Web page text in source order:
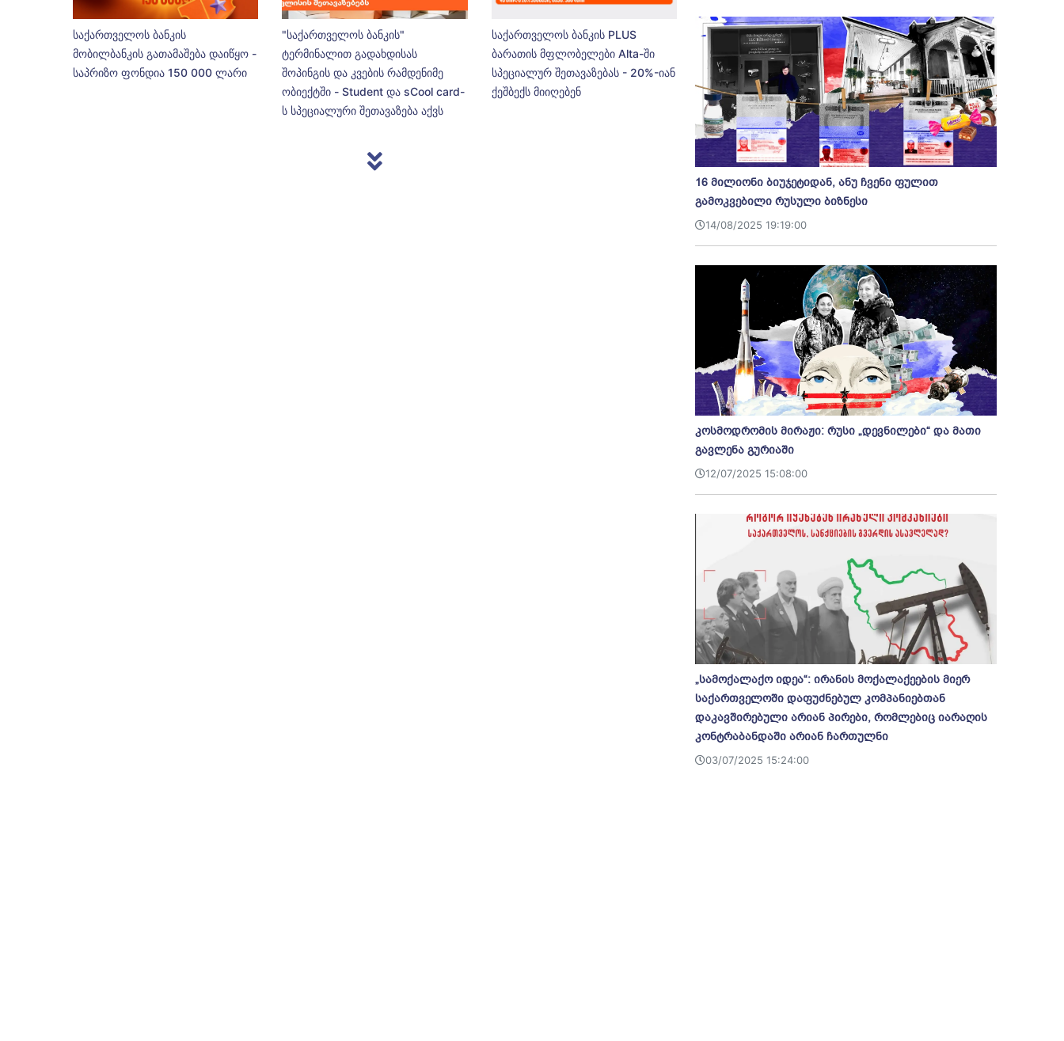
საქართველოს ბანკის
მობილბანკის გათამაშება დაიწყო -
საპრიზო ფონდია 150 000 ლარი
"საქართველოს ბანკის"
ტერმინალით გადახდისას
შოპინგის და კვების რამდენიმე
ობიექტში - Student და sCool card-
ს სპეციალური შეთავაზება აქვს
საქართველოს ბანკის PLUS
ბარათის მფლობელები Alta-ში
სპეციალურ შეთავაზებას - 20%-იან
ქეშბექს მიიღებენ
16 მილიონი ბიუჯეტიდან, ანუ ჩვენი ფულით
გამოკვებილი რუსული ბიზნესი
14/08/2025 19:19:00
კოსმოდრომის მირაჟი: რუსი „დევნილები“ და მათი
გავლენა გურიაში
12/07/2025 15:08:00
„სამოქალაქო იდეა“: ირანის მოქალაქეების მიერ
საქართველოში დაფუძნებულ კომპანიებთან
დაკავშირებული არიან პირები, რომლებიც იარაღის
კონტრაბანდაში არიან ჩართულნი
03/07/2025 15:24:00